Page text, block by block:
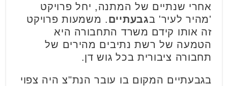
אחרי שנתיים של המתנה, יחל פרויקט
'מהיר לעיר' בגבעתיים. משמעות פרויקט
זה אותו קידם משרד התחבורה היא
הטמעה של רשת נתיבים מהירים של
תחבורה ציבורית בכל גוש דן.
בגבעתיים המקום בו עובר הנת"צ היה צפוי